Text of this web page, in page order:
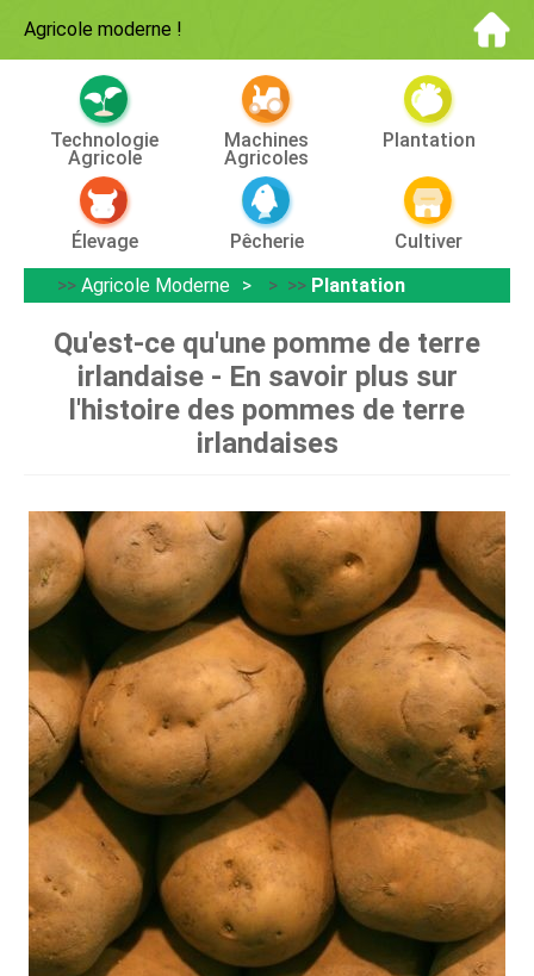
Agricole moderne !
Technologie
Agricole
Machines
Agricoles
Plantation
Élevage Pêcherie
Cultiver
>> Agricole Moderne > >> Plantation
Qu'est-ce qu'une pomme de terre
irlandaise - En savoir plus sur
l'histoire des pommes de terre
irlandaises